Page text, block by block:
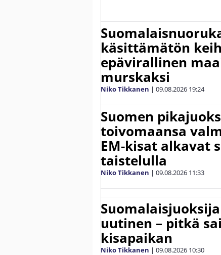
käsittämätön
epävirallinen
murskaksi
Niko Tikkanen | 09.08.2026 19:24
Suomen
toivomaansa
EM-kisat alkavat
taistelulla
Niko Tikkanen | 09.08.2026 11:33
uutinen – pitkä
kisapaikan
Niko Tikkanen | 09.08.2026 10:30